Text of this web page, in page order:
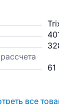
61
все